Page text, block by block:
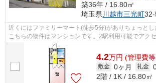
築36年 / 16.80㎡
埼玉県川越市三光町
近くにはファミリーマート(徒歩5分)がありちょっとし
こちらの物件はマンションです。2駅利用可能でアク
風通しのよさが魅力の物件です。いち...
4.2万円 (管理費
敷金 0ヶ月 礼金
2階 / 1K / 16.80㎡